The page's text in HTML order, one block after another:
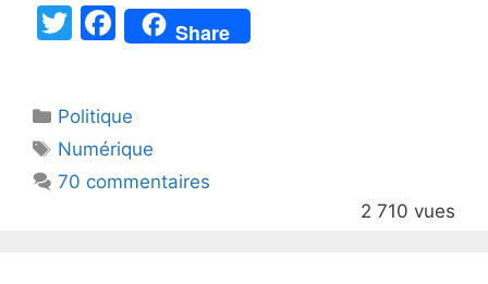
T
er
F
a
e
b
o
Share
Catégories
Politique
Étiquettes
Numérique
70 commentaires
2 710 vues